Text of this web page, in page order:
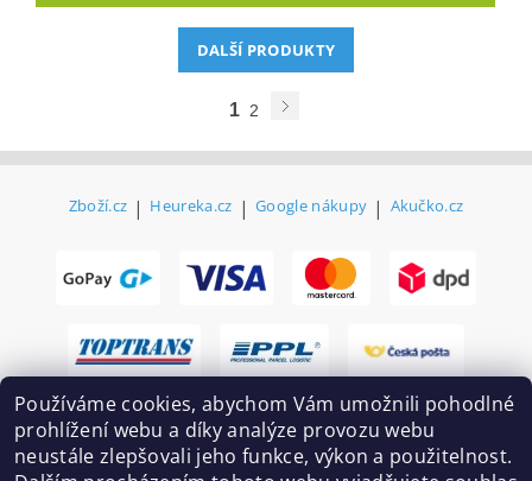
DALŠÍ PRODUKTY
1 2
Zboží.cz | Heureka.cz | Google nákupy | Akučko.cz
Používáme cookies, abychom Vám umožnili pohodlné
prohlížení webu a díky analýze provozu webu
neustále zlepšovali jeho funkce, výkon a použitelnost.